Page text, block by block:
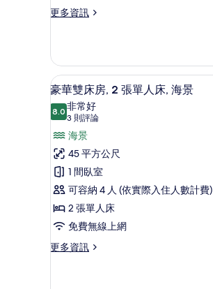
片
大
床,
海
景
的
所
有
相
片
更多資訊
更
客
房,
1
特
雙
人
床,
海
景
詳
情
顯
示
豪
華
雙
床
房,
2
張
單
6
豪華雙床房, 2 張單人床, 海景
8.08.0 分，滿分 10 分
非常好
3 則評論
(3
則
評
論)
海景
45 平方公尺
1 間臥室
可容納 4 人 (依實際入住人數計費)
2 張單人床
免費無線上網
更多資訊
更